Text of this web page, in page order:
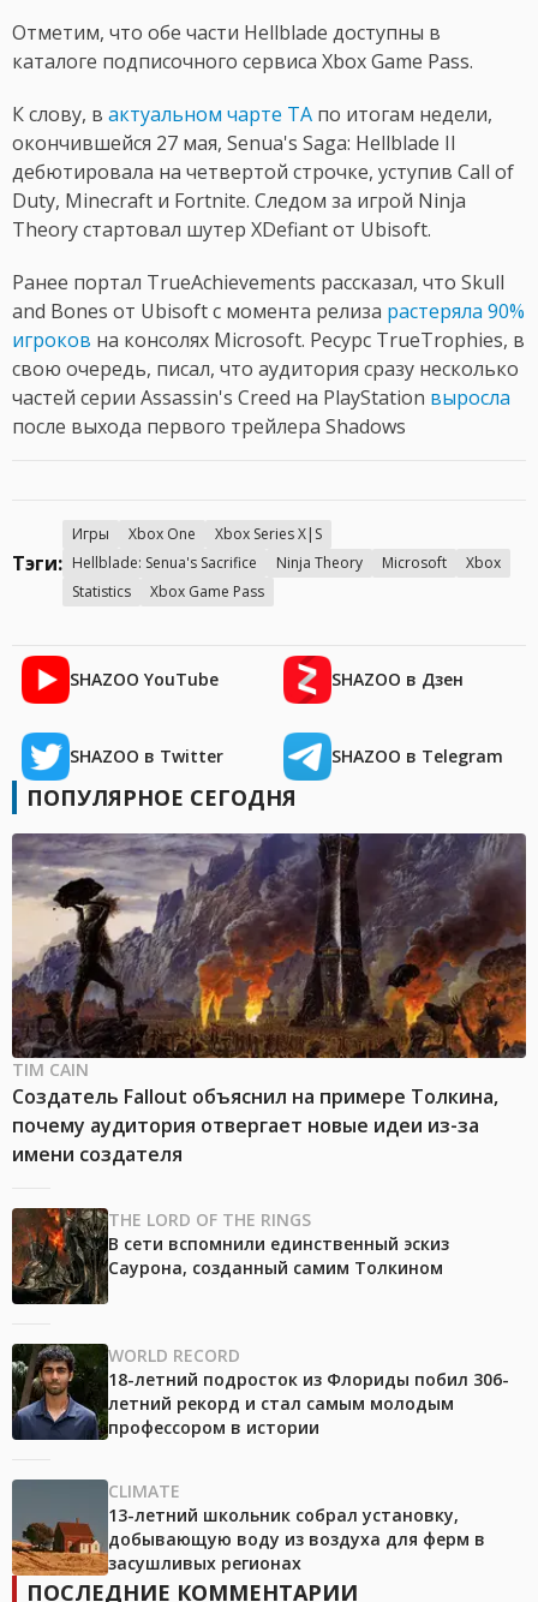
Отметим, что обе части Hellblade доступны в
каталоге подписочного сервиса Xbox Game Pass.
К слову, в актуальном чарте TA по итогам недели,
окончившейся 27 мая, Senua's Saga: Hellblade II
дебютировала на четвертой строчке, уступив Call of
Duty, Minecraft и Fortnite. Следом за игрой Ninja
Theory стартовал шутер XDefiant от Ubisoft.
Ранее портал TrueAchievements рассказал, что Skull
and Bones от Ubisoft с момента релиза растеряла 90%
игроков на консолях Microsoft. Ресурс TrueTrophies, в
свою очередь, писал, что аудитория сразу несколько
частей серии Assassin's Creed на PlayStation выросла
после выхода первого трейлера Shadows
Тэги:
Игры Xbox One
Xbox Series X|S
Hellblade: Senua's Sacrifice
Ninja Theory Microsoft
Xbox
Statistics
Xbox Game Pass
SHAZOO YouTube SHAZOO в Дзен
SHAZOO в Twitter SHAZOO в Telegram
ПОПУЛЯРНОЕ СЕГОДНЯ
TIM CAIN
Создатель Fallout объяснил на примере Толкина,
почему аудитория отвергает новые идеи из-за
имени создателя
THE LORD OF THE RINGS
В сети вспомнили единственный эскиз
Саурона, созданный самим Толкином
WORLD RECORD
18-летний подросток из Флориды побил 306-
летний рекорд и стал самым молодым
профессором в истории
CLIMATE
13-летний школьник собрал установку,
добывающую воду из воздуха для ферм в
засушливых регионах
ПОСЛЕДНИЕ КОММЕНТАРИИ